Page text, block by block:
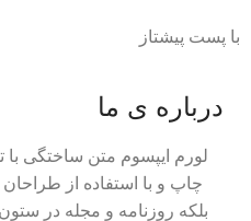
با پست پیشتاز
درباره ی ما
لورم ایپسوم متن ساختگی با
چاپ و با استفاده از
بلکه روزنامه و مجله در